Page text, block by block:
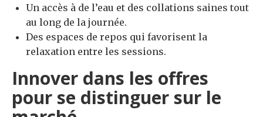
Un accès à de l’eau et des collations saines tout
au long de la journée.
Des espaces de repos qui favorisent la
relaxation entre les sessions.
Innover dans les offres
pour se distinguer sur le